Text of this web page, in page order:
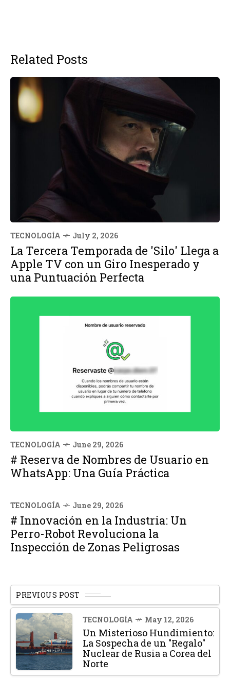
Related Posts
TECNOLOGÍA July 2, 2026
La Tercera Temporada de 'Silo' Llega a
Apple TV con un Giro Inesperado y
una Puntuación Perfecta
TECNOLOGÍA June 29, 2026
# Reserva de Nombres de Usuario en
WhatsApp: Una Guía Práctica
TECNOLOGÍA June 29, 2026
# Innovación en la Industria: Un
Perro-Robot Revoluciona la
Inspección de Zonas Peligrosas
PREVIOUS POST
TECNOLOGÍA May 12, 2026
Un Misterioso Hundimiento:
La Sospecha de un "Regalo"
Nuclear de Rusia a Corea del
Norte